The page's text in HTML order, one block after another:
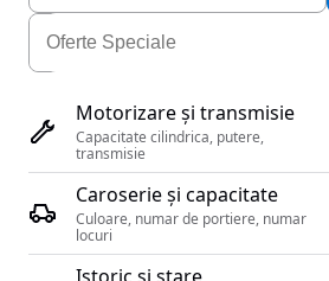
Motorizare și transmisie
Capacitate cilindrica, putere,
transmisie
Caroserie și capacitate
Culoare, numar de portiere, numar
locuri